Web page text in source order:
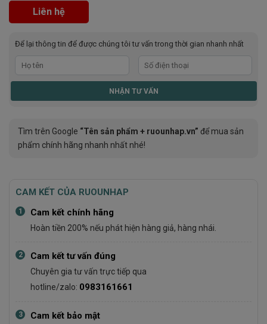
Liên hệ
Để lại thông tin để được chúng tôi tư vấn trong thời gian nhanh nhất
Tìm trên Google “Tên sản phẩm + ruounhap.vn” để mua sản
phẩm chính hãng nhanh nhất nhé!
CAM KẾT CỦA RUOUNHAP
1 Cam kết chính hãng
Hoàn tiền 200% nếu phát hiện hàng giả, hàng nhái.
2 Cam kết tư vấn đúng
Chuyên gia tư vấn trực tiếp qua
hotline/zalo: 0983161661
3 Cam kết bảo mật